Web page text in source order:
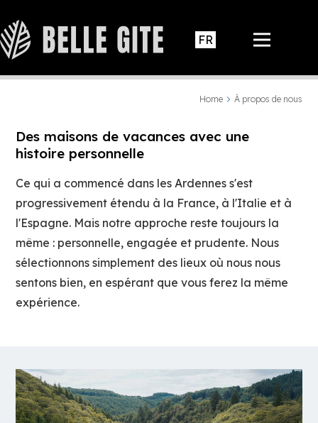
Home À propos de nous
Des maisons de vacances avec une
histoire personnelle
Ce qui a commencé dans les Ardennes s'est
progressivement étendu à la France, à l'Italie et à
l'Espagne. Mais notre approche reste toujours la
même : personnelle, engagée et prudente. Nous
sélectionnons simplement des lieux où nous nous
sentons bien, en espérant que vous ferez la même
expérience.